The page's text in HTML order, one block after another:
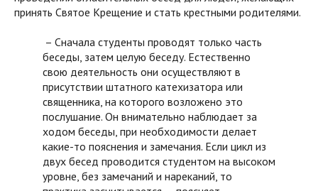
принять Святое Крещение и стать крестными родителями.
– Сначала студенты проводят только часть
беседы, затем целую беседу. Естественно
свою деятельность они осуществляют в
присутствии штатного катехизатора или
священника, на которого возложено это
послушание. Он внимательно наблюдает за
ходом беседы, при необходимости делает
какие-то пояснения и замечания. Если цикл из
двух бесед проводится студентом на высоком
уровне, без замечаний и нареканий, то